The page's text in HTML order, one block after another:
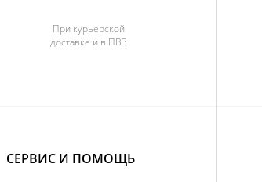
При курьерской
доставке и в ПВЗ
СЕРВИС И ПОМОЩЬ